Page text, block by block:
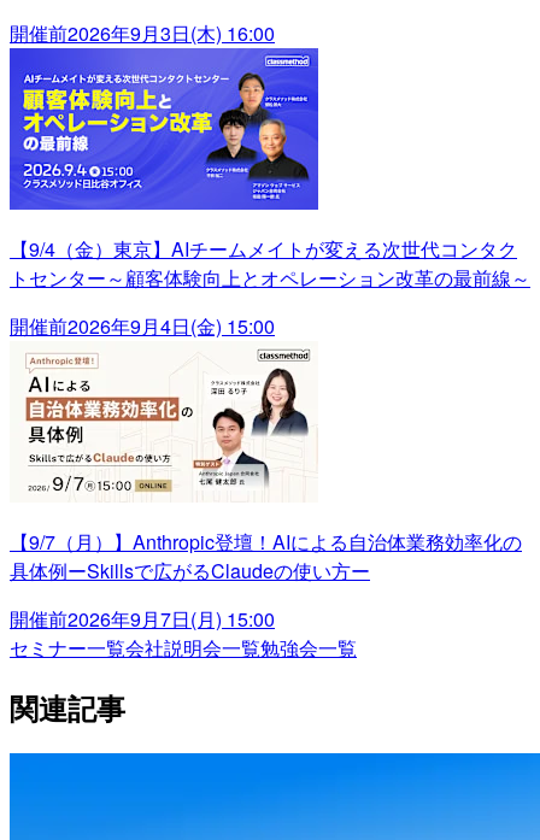
開催前2026年9月3日(木) 16:00
【9/4（金）東京】AIチームメイトが変える次世代コンタク
トセンター～顧客体験向上とオペレーション改革の最前線～
開催前2026年9月4日(金) 15:00
【9/7（月）】Anthropic登壇！AIによる自治体業務効率化の
具体例ーSkillsで広がるClaudeの使い方ー
開催前2026年9月7日(月) 15:00
セミナー一覧会社説明会一覧勉強会一覧
関連記事